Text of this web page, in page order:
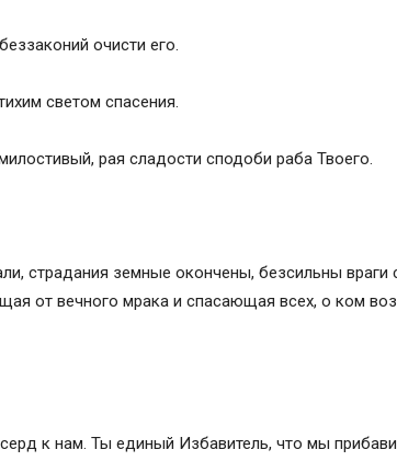
очисти его.
светом спасения.
рая сладости сподоби раба Твоего.
страдания земные окончены, безсильны враги
от вечного мрака и спасающая всех, о ком
к нам. Ты единый Избавитель, что мы